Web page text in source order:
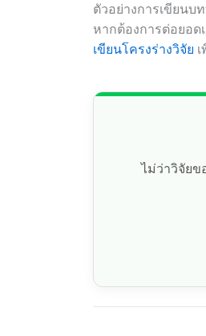
ตัวอย่างการเขียนบ
หากต้องการต่อยอ
เขียนโครงร่างวิจัย
ไม่ว่าวิจัย